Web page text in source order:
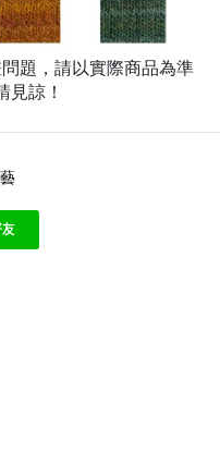
題，請以實際商品為準
見諒！